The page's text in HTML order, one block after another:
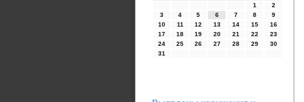
1
2
3
4 5 6 7 8
9
10
11 12 13 14 15
16
17
18 19 20 21 22
23
24
25 26 27 28 29
30
31